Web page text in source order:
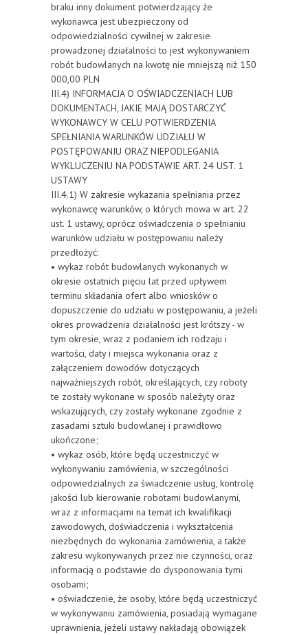
braku inny dokument potwierdzający że
wykonawca jest ubezpieczony od
odpowiedzialności cywilnej w zakresie
prowadzonej działalności to jest wykonywaniem
robót budowlanych na kwotę nie mniejszą niż 150
000,00 PLN
III.4) INFORMACJA O OŚWIADCZENIACH LUB
DOKUMENTACH, JAKIE MAJĄ DOSTARCZYĆ
WYKONAWCY W CELU POTWIERDZENIA
SPEŁNIANIA WARUNKÓW UDZIAŁU W
POSTĘPOWANIU ORAZ NIEPODLEGANIA
WYKLUCZENIU NA PODSTAWIE ART. 24 UST. 1
USTAWY
III.4.1) W zakresie wykazania spełniania przez
wykonawcę warunków, o których mowa w art. 22
ust. 1 ustawy, oprócz oświadczenia o spełnianiu
warunków udziału w postępowaniu należy
przedłożyć:
• wykaz robót budowlanych wykonanych w
okresie ostatnich pięciu lat przed upływem
terminu składania ofert albo wniosków o
dopuszczenie do udziału w postępowaniu, a jeżeli
okres prowadzenia działalności jest krótszy - w
tym okresie, wraz z podaniem ich rodzaju i
wartości, daty i miejsca wykonania oraz z
załączeniem dowodów dotyczących
najważniejszych robót, określających, czy roboty
te zostały wykonane w sposób należyty oraz
wskazujących, czy zostały wykonane zgodnie z
zasadami sztuki budowlanej i prawidłowo
ukończone;
• wykaz osób, które będą uczestniczyć w
wykonywaniu zamówienia, w szczególności
odpowiedzialnych za świadczenie usług, kontrolę
jakości lub kierowanie robotami budowlanymi,
wraz z informacjami na temat ich kwalifikacji
zawodowych, doświadczenia i wykształcenia
niezbędnych do wykonania zamówienia, a także
zakresu wykonywanych przez nie czynności, oraz
informacją o podstawie do dysponowania tymi
osobami;
• oświadczenie, że osoby, które będą uczestniczyć
w wykonywaniu zamówienia, posiadają wymagane
uprawnienia, jeżeli ustawy nakładają obowiązek